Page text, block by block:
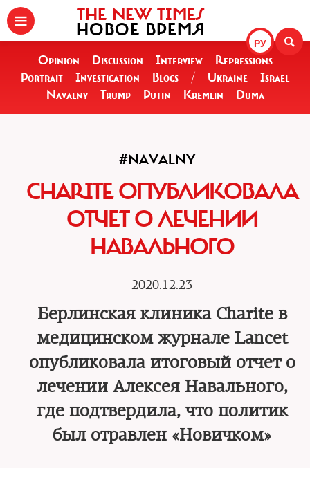
РУ
THE NEW TIMES
НОВОЕ ВРЕМЯ
Opinion Discussion Interview
Repressions
Portrait
Investigation Blogs / Ukraine
Israel
Navalny
Trump Putin Kremlin Duma
#NAVALNY
CHARITE ОПУБЛИКОВАЛА
ОТЧЕТ О ЛЕЧЕНИИ
НАВАЛЬНОГО
2020.12.23
Берлинская клиника Charite в
медицинском журнале Lancet
опубликовала итоговый отчет о
лечении Алексея Навального,
где подтвердила, что политик
был отравлен «Новичком»